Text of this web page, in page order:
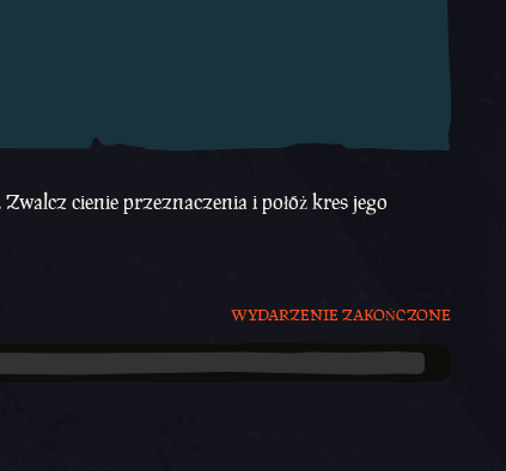
cienie przeznaczenia i połóż kres jego
WYDARZENIE ZAKOŃCZONE